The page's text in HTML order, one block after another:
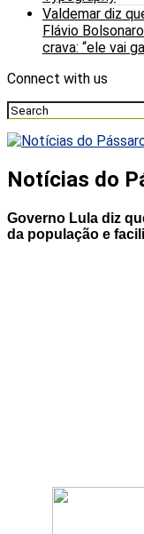
Valdemar diz
Flávio
crava: “ele vai
Connect with us
Notícias do
Governo Lula diz
da população e